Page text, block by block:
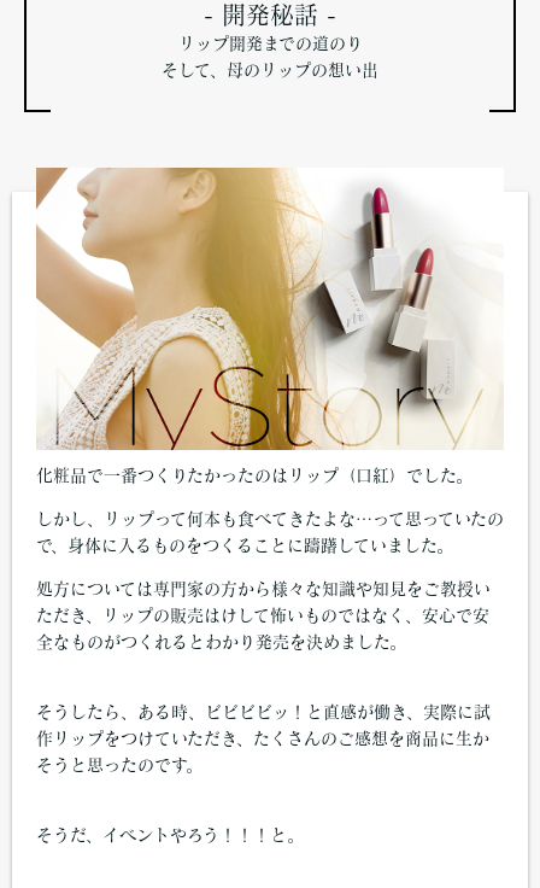
- 開発秘話 -
リップ開発までの道のり
そして、母のリップの想い出
化粧品で一番つくりたかったのはリップ（口紅）でした。
しかし、リップって何本も食べてきたよな…って思っていたの
で、身体に入るものをつくることに躊躇していました。
処方については専門家の方から様々な知識や知見をご教授い
ただき、リップの販売はけして怖いものではなく、安心で安
全なものがつくれるとわかり発売を決めました。
そうしたら、ある時、ビビビビッ！と直感が働き、実際に試
作リップをつけていただき、たくさんのご感想を商品に生か
そうと思ったのです。
そうだ、イベントやろう！！！と。